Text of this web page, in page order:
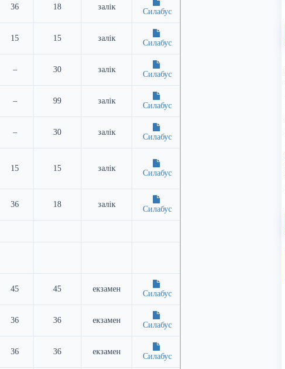
36 18 залік
Силабус
15 15 залік
Силабус
– 30 залік
Силабус
– 99 залік
Силабус
– 30 залік
Силабус
15 15 залік
Силабус
36 18 залік
Силабус
45 45 екзамен
Силабус
36 36 екзамен
Силабус
36 36 екзамен
Силабус